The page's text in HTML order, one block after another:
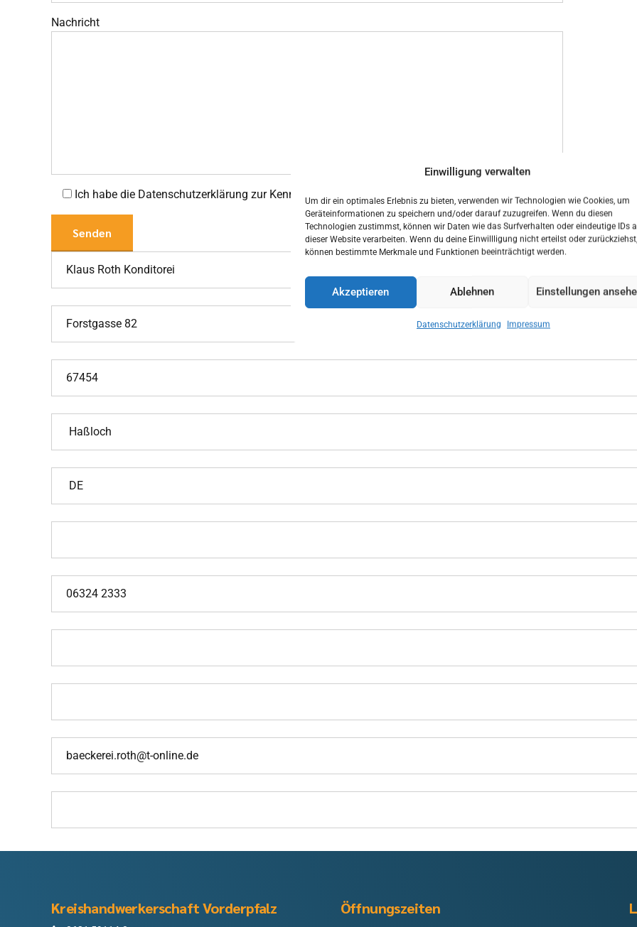
Einwilligung verwalten
Um dir ein optimales Erlebnis zu bieten, verwenden wir Technologien wie Cookies, um
Geräteinformationen zu speichern und/oder darauf zuzugreifen. Wenn du diesen
Technologien zustimmst, können wir Daten wie das Surfverhalten oder eindeutige IDs
dieser Website verarbeiten. Wenn du deine Einwillligung nicht erteilst oder zurückziehst,
können bestimmte Merkmale und Funktionen beeinträchtigt werden.
Akzeptieren Ablehnen Einstellungen
Datenschutzerklärung Impressum
Nachricht
Ich habe die Datenschutzerklärung zur Kenntnis genommen
Kreishandwerkerschaft Vorderpfalz Öffnungszeiten